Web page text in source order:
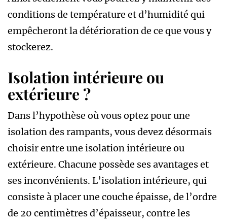
conditions de température et d’humidité qui
empêcheront la détérioration de ce que vous y
stockerez.
Isolation intérieure ou
extérieure ?
Dans l’hypothèse où vous optez pour une
isolation des rampants, vous devez désormais
choisir entre une isolation intérieure ou
extérieure. Chacune possède ses avantages et
ses inconvénients. L’isolation intérieure, qui
consiste à placer une couche épaisse, de l’ordre
de 20 centimètres d’épaisseur, contre les